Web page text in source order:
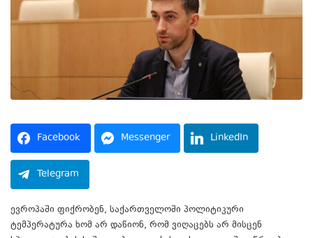
Facebook Messenger LinkedIn
Telegram
ევროპაში ფიქრობენ, საქართველოში პოლიტიკური
ტემპერატურა ხომ არ დაწიონ, რომ ვიღაცებს არ მისცენ